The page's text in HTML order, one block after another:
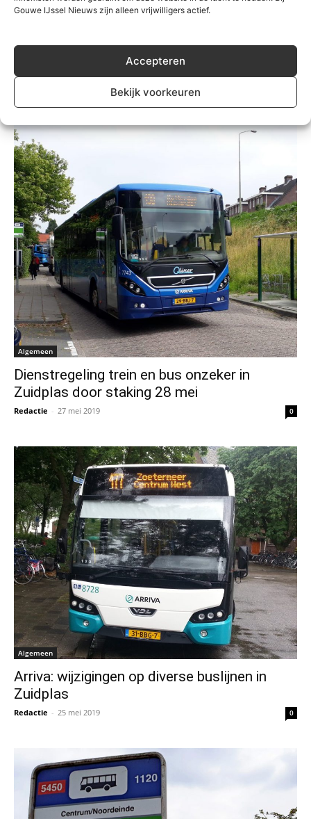
Gouwe IJssel Nieuws zijn alleen vrijwilligers actief.
Accepteren
Bekijk voorkeuren
Gemeente Zuidplas heeft best gedaan om
lijn 177 te behouden
Redactie
Algemeen
Dienstregeling trein en bus onzeker in
Zuidplas door staking 28 mei
Redactie - 27 mei 2019 0
Algemeen
Arriva: wijzigingen op diverse buslijnen in
Zuidplas
Redactie - 25 mei 2019 0